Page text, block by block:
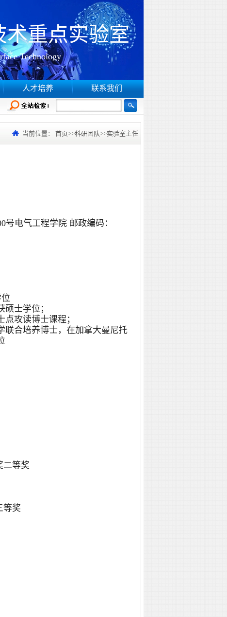
术重点实验室
Technology
人才培养 联系我们
当前位置： 首页>>科研团队>>实验室主任
电气工程学院 邮政编码：
士学位；
攻读博士课程；
联合培养博士，在加拿大曼尼托
二等奖
等奖